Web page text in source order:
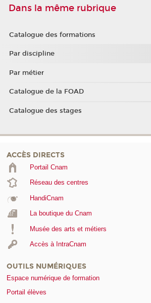
Dans la même rubrique
Catalogue des formations
Par discipline
Par métier
Catalogue de la FOAD
Catalogue des stages
ACCÈS DIRECTS
Portail Cnam
Réseau des centres
HandiCnam
La boutique du Cnam
Musée des arts et métiers
Accès à IntraCnam
OUTILS NUMÉRIQUES
Espace numérique de formation
Portail élèves